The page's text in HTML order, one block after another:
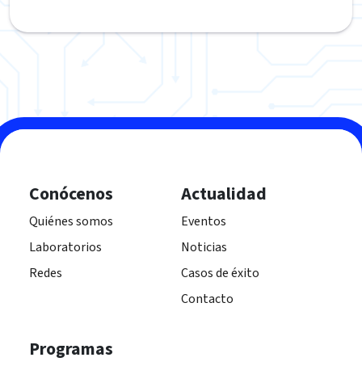
Conócenos
Quiénes somos
Laboratorios
Redes
Actualidad
Eventos
Noticias
Casos de éxito
Contacto
Programas